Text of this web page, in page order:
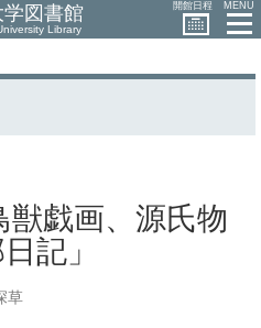
図書館
Library
開館日程 MENU
戯画、源氏物
記」
草